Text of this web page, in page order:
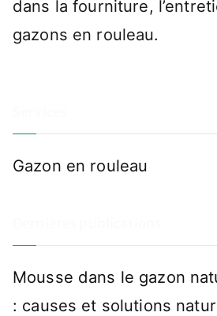
dans la fourniture,
gazons en rouleau.
Gazon en rouleau
Mousse dans le gazon
: causes et solutions